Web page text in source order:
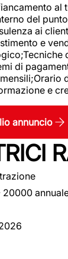
al
del
ai
e
di
e
annuncio
20000